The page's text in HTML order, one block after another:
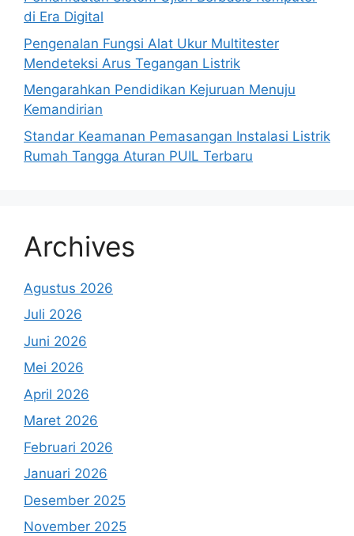
di Era Digital
Pengenalan Fungsi Alat Ukur Multitester
Mendeteksi Arus Tegangan Listrik
Mengarahkan Pendidikan Kejuruan Menuju
Kemandirian
Standar Keamanan Pemasangan Instalasi Listrik
Rumah Tangga Aturan PUIL Terbaru
Archives
Agustus 2026
Juli 2026
Juni 2026
Mei 2026
April 2026
Maret 2026
Februari 2026
Januari 2026
Desember 2025
November 2025